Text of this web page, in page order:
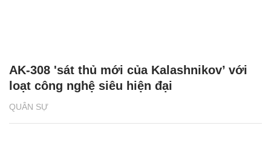
QUÂN SỰ
AK-308 'sát thủ mới của Kalashnikov’ với
loạt công nghệ siêu hiện đại